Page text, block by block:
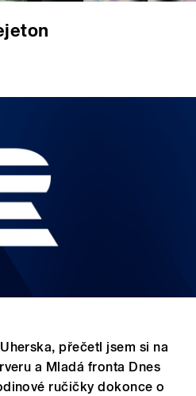
přečetl jsem si na
a Mladá fronta Dnes
ručičky dokonce o